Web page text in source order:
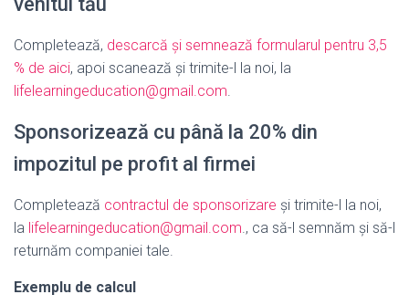
Completează, descarcă și semnează formularul pentru 3,5
% de aici, apoi scanează și trimite-l la noi, la
lifelearningeducation@gmail.com.
Sponsorizează cu până la 20% din
impozitul pe profit al firmei
Completează contractul de sponsorizare și trimite-l la noi,
la lifelearningeducation@gmail.com., ca să-l semnăm și să-l
returnăm companiei tale.
Exemplu de calcul